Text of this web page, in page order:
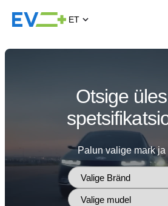
ET
Elektriautod
Otsige
Palun valige mark ja